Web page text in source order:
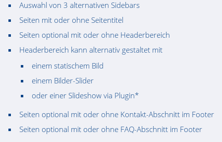
Auswahl von 3 alternativen Sidebars
Seiten mit oder ohne Seitentitel
Seiten optional mit oder ohne Headerbereich
Headerbereich kann alternativ gestaltet mit
einem statischem Bild
einem Bilder-Slider
oder einer Slideshow via Plugin*
Seiten optional mit oder ohne Kontakt-Abschnitt im Footer
Seiten optional mit oder ohne FAQ-Abschnitt im Footer